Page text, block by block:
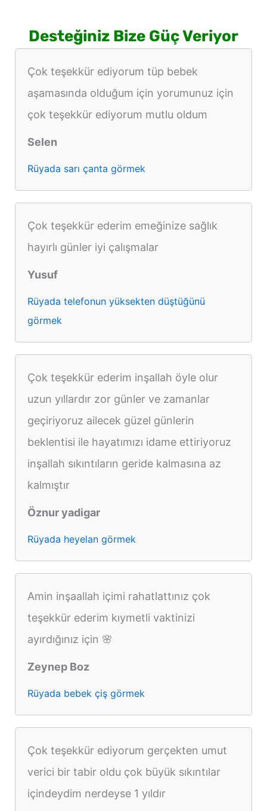
Desteğiniz Bize Güç Veriyor
Çok teşekkür ediyorum tüp bebek
aşamasında olduğum için yorumunuz için
çok teşekkür ediyorum mutlu oldum
Selen
Rüyada sarı çanta görmek
Çok teşekkür ederim emeğinize sağlık
hayırlı günler iyi çalışmalar
Yusuf
Rüyada telefonun yüksekten düştüğünü
görmek
Çok teşekkür ederim inşallah öyle olur
uzun yıllardır zor günler ve zamanlar
geçiriyoruz ailecek güzel günlerin
beklentisi ile hayatımızı idame ettiriyoruz
inşallah sıkıntıların geride kalmasına az
kalmıştır
Öznur yadigar
Rüyada heyelan görmek
Amin inşaallah içimi rahatlattınız çok
teşekkür ederim kıymetli vaktinizi
ayırdığınız için 🌸
Zeynep Boz
Rüyada bebek çiş görmek
Çok teşekkür ediyorum gerçekten umut
verici bir tabir oldu çok büyük sıkıntılar
içindeydim nerdeyse 1 yıldır